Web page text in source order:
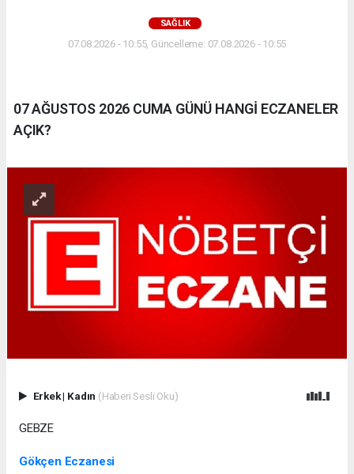
SAĞLIK
07.08.2026 - 10:55, Güncelleme: 07.08.2026 - 10:55
07 AĞUSTOS 2026 CUMA GÜNÜ HANGİ ECZANELER
AÇIK?
Erkek| Kadın (Haberi Sesli Oku)
GEBZE
Gökçen Eczanesi